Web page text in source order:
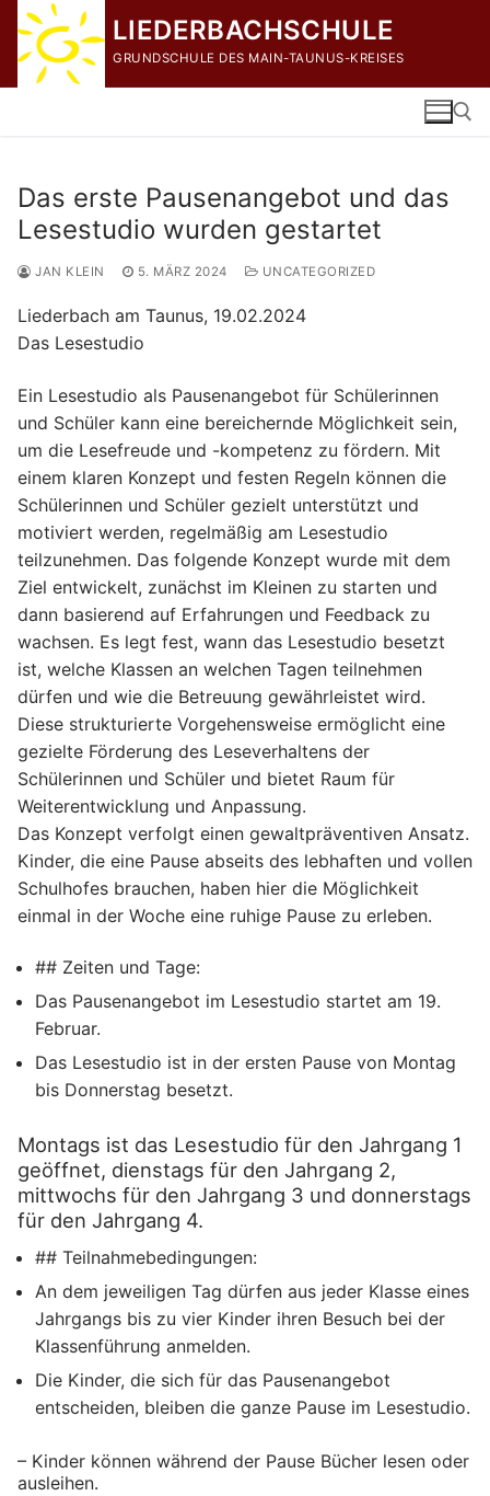
Zum
Inhalt
springen
LIEDERBACHSCHULE
GRUNDSCHULE DES MAIN-TAUNUS-KREISES
Suchen nach:
Das erste Pausenangebot und das
Lesestudio wurden gestartet
JAN KLEIN 5. MÄRZ 2024 UNCATEGORIZED
Liederbach am Taunus, 19.02.2024
Das Lesestudio
Ein Lesestudio als Pausenangebot für Schülerinnen
und Schüler kann eine bereichernde Möglichkeit sein,
um die Lesefreude und -kompetenz zu fördern. Mit
einem klaren Konzept und festen Regeln können die
Schülerinnen und Schüler gezielt unterstützt und
motiviert werden, regelmäßig am Lesestudio
teilzunehmen. Das folgende Konzept wurde mit dem
Ziel entwickelt, zunächst im Kleinen zu starten und
dann basierend auf Erfahrungen und Feedback zu
wachsen. Es legt fest, wann das Lesestudio besetzt
ist, welche Klassen an welchen Tagen teilnehmen
dürfen und wie die Betreuung gewährleistet wird.
Diese strukturierte Vorgehensweise ermöglicht eine
gezielte Förderung des Leseverhaltens der
Schülerinnen und Schüler und bietet Raum für
Weiterentwicklung und Anpassung.
Das Konzept verfolgt einen gewaltpräventiven Ansatz.
Kinder, die eine Pause abseits des lebhaften und vollen
Schulhofes brauchen, haben hier die Möglichkeit
einmal in der Woche eine ruhige Pause zu erleben.
## Zeiten und Tage:
Das Pausenangebot im Lesestudio startet am 19.
Februar.
Das Lesestudio ist in der ersten Pause von Montag
bis Donnerstag besetzt.
Montags ist das Lesestudio für den Jahrgang 1
geöffnet, dienstags für den Jahrgang 2,
mittwochs für den Jahrgang 3 und donnerstags
für den Jahrgang 4.
## Teilnahmebedingungen:
An dem jeweiligen Tag dürfen aus jeder Klasse eines
Jahrgangs bis zu vier Kinder ihren Besuch bei der
Klassenführung anmelden.
Die Kinder, die sich für das Pausenangebot
entscheiden, bleiben die ganze Pause im Lesestudio.
– Kinder können während der Pause Bücher lesen oder
ausleihen.